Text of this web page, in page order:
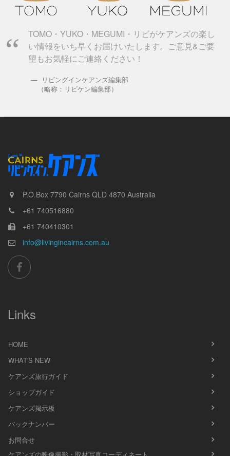
TOMO・YUKO・MEGUMI・リビがケアンズの楽し
い情報をいち早くお届けいたします。ご意見&ご要
望もお気軽にご連絡ください！
リビングインケアンズ編集部
（略称：リビケン編集部）
P.O.Box 7790 Cairns QLD 4870 Australia
+61 740516880
+61 740410301
info@livingincairns.com.au
Links
HOME
WHAT'S NEW
ケアンズ旅行ガイド
ショップガイド
ケアンズ掲示板
バックナンバー
お問合せ
ケアンズの映像撮影・取材写真コーディネート